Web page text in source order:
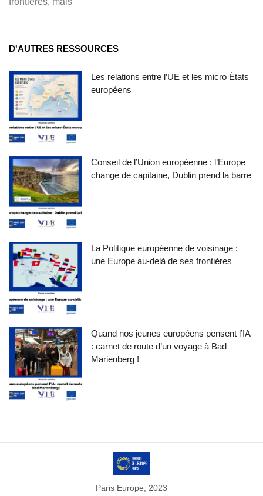
D'AUTRES RESSOURCES
Les relations entre l’UE et les micro États
européens
Conseil de l’Union européenne : l’Europe
change de capitaine, Dublin prend la barre
La Politique européenne de voisinage :
une Europe au-delà de ses frontières
Quand nos jeunes européens pensent l’IA
: carnet de route d’un voyage à Bad
Marienberg !
Paris Europe, 2023